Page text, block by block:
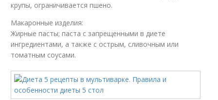
крупы, ограничивается пшено.
Макаронные изделия:
Жирные пасты; паста с запрещенными в диете
ингредиентами, а также с острым, сливочным или
томатным соусами.